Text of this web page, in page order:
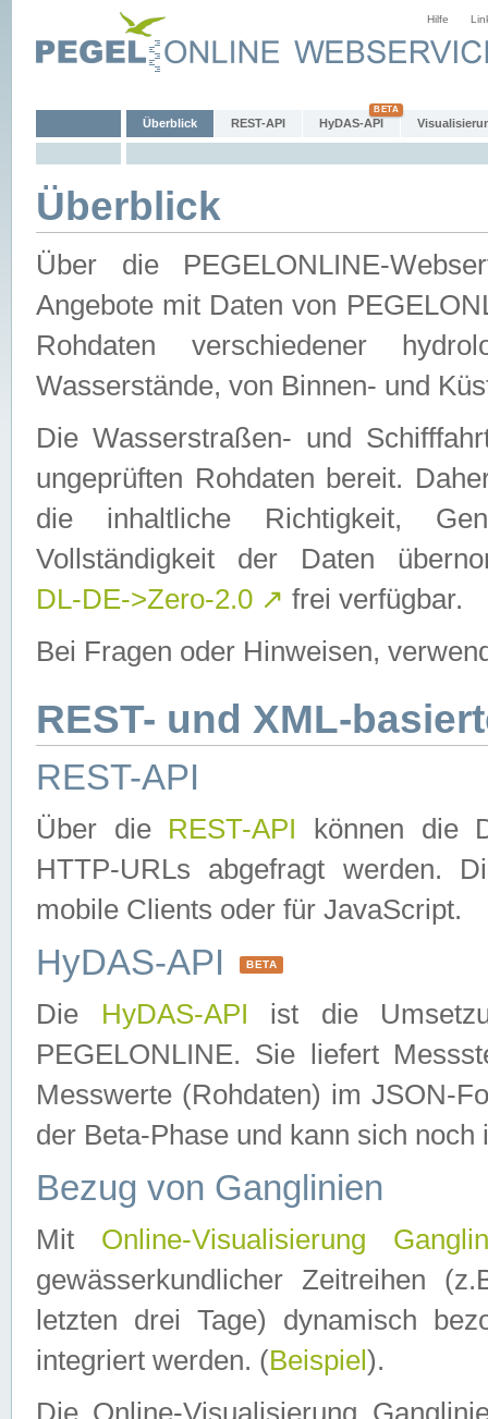
Hilfe
Überblick REST-API HyDAS-API
Überblick
Über die PEGELONLINE-
Angebote mit Daten von
Rohdaten verschiedener
Wasserstände, von Binnen- und
Die Wasserstraßen- und
ungeprüften Rohdaten bereit.
die inhaltliche Richtigkeit,
Vollständigkeit der Daten
DL-DE->Zero-2.0 ↗ frei verfügbar.
Bei Fragen oder Hinweisen,
REST- und XML-
REST-API
Über die REST-API können die
HTTP-URLs abgefragt werden.
mobile Clients oder für JavaScript.
HyDAS-API BETA
Die HyDAS-API ist die
PEGELONLINE. Sie liefert
Messwerte (Rohdaten) im JSON-
der Beta-Phase und kann sich noch
Bezug von Ganglinien
Mit Online-Visualisierung
gewässerkundlicher Zeitreihen
letzten drei Tage) dynamisch
integriert werden. (Beispiel ).
Die Online-Visualisierung